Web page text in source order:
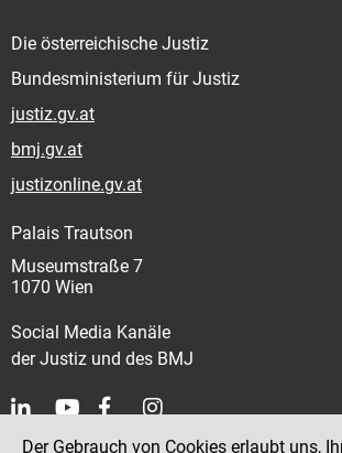
Die österreichische Justiz
Bundesministerium für Justiz
justiz.gv.at
bmj.gv.at
justizonline.gv.at
Palais Trautson
Museumstraße 7
1070 Wien
Social Media Kanäle
der Justiz und des BMJ
Der Gebrauch von Cookies erlaubt uns,